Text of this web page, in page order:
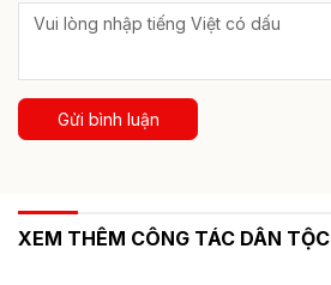
Gửi bình luận
XEM THÊM CÔNG TÁC DÂN TỘC